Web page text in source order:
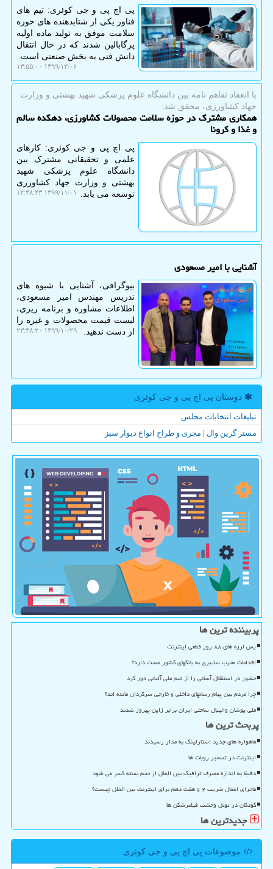
پی اچ پی و جی کوئری: تیم های
فناور یکی از شتابدهنده های حوزه
سلامت موفق به تولید ماده اولیه
پرگابالین شدند که در حال انتقال
دانش فنی به بخش صنعتی است.
۱۳۹۹/۱۲/۰۶ ۱۳:۵۵:۰۰
با انعقاد تفاهم نامه بین دانشگاه علوم پزشكی شهید بهشتی و وزارت
جهاد كشاورزی، محقق شد:
همكاری مشترك در حوزه سلامت محصولات كشاورزی، دهكده سالم
و غذا و كرونا
پی اچ پی و جی کوئری: کارهای
علمی و تحقیقاتی مشترک بین
دانشگاه علوم پزشکی شهید
بهشتی و وزارت جهاد کشاورزی
توسعه می یابد.
۱۳۹۹/۱۱/۰۱ ۱۲:۴۸:۴۳
آشنایی با امیر مسعودی
بیوگرافی، آشنایی با شیوه های
تدریس مهندس امیر مسعودی،
اطلاعات مشاوره و برنامه ریزی،
لیست قیمت محصولات و غیره را
از دست ندهید.
۱۳۹۹/۱۰/۲۹ ۲۳:۴۸:۲۰
دوستان پی اچ پی و جی كوئری
تبلیغات انتخابات مجلس
مستر گرین وال | مجری و طراح انواع دیوار سبز
پربیننده ترین ها
پس لرزه های ۸۸ روز قطعی اینترنت
اقدامات مخرب سایبری به بانکهای کشور صحت دارد؟
حضور در استقلال آسانی را از تیم ملی آلبانی دور کرد
چرا مردم بین پیام رسانهای داخلی و خارجی سرگردان مانده اند؟
ملی پوشان والیبال ساحلی ایران برابر ژاپن پیروز شدند
پربحث ترین ها
ماهواره های جدید استارلینک به مدار رسیدند
اینترنت در تسخیر روبات ها
دقیقا به اندازه مصرف ترافیک بین الملل از حجم بسته کسر می شود
ماجرای اعمال ضریب ۲ و هفت دهم برای اینترنت بین الملل چیست؟
کودکان در تونل وحشت فیلترشکن ها
جدیدترین ها
موضوعات پی اچ پی و جی كوئری